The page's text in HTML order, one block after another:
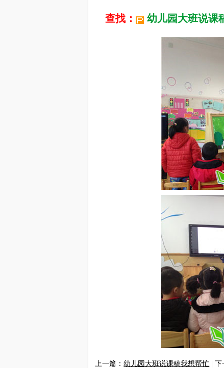
查找： 幼儿园大班说课
上一篇：幼儿园大班说课稿我想帮忙 |